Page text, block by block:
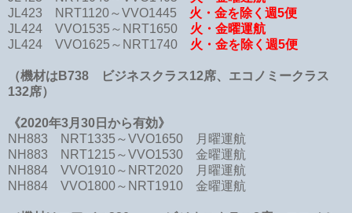
JL423 NRT1120～VVO1445 火・金を除く週5便
JL424 VVO1535～NRT1650 火・金曜運航
JL424 VVO1625～NRT1740 火・金を除く週5便
（機材はB738 ビジネスクラス12席、エコノミークラス
132席）
《2020年3月30日から有効》
NH883 NRT1335～VVO1650 月曜運航
NH883 NRT1215～VVO1530 金曜運航
NH884 VVO1910～NRT2020 月曜運航
NH884 VVO1800～NRT1910 金曜運航